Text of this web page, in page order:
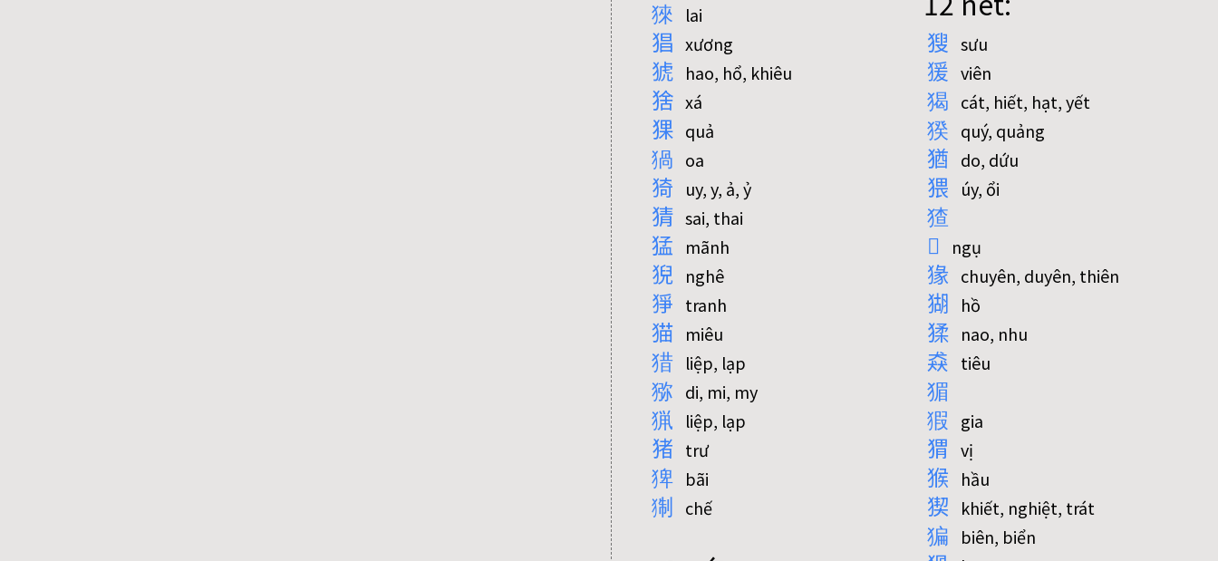
猍 lai
猖 xương
猇 hao, hổ, khiêu
猞 xá
猓 quả
猧 oa
猗 uy, y, ả, ỷ
猜 sai, thai
猛 mãnh
猊 nghê
猙 tranh
猫 miêu
猎 liệp, lạp
猕 di, mi, my
猟 liệp, lạp
猪 trư
猈 bãi
猘 chế
獀 sưu
猨 viên
猲 cát, hiết, hạt, yết
猤 quý, quảng
猶 do, dứu
猥 úy, ổi
猹
𤟹
ngụ
猭 chuyên, duyên, thiên
猢 hồ
猱 nao, nhu
猋 tiêu
猸
猳
gia
猬 vị
猴 hầu
猰 khiết, nghiệt, trát
猵 biên, biển